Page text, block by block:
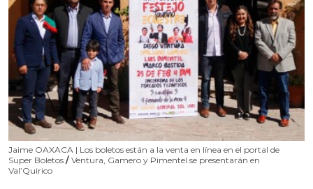
Jaime OAXACA | Los boletos están a la venta en línea en el portal de
Super Boletos / Ventura, Gamero y Pimentel se presentarán en
Val’Quirico